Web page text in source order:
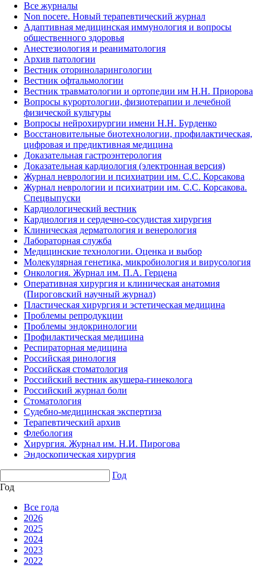
Все журналы
Non nocere. Новый терапевтический журнал
Адаптивная медицинская иммунология и вопросы
общественного здоровья
Анестезиология и реаниматология
Архив патологии
Вестник оториноларингологии
Вестник офтальмологии
Вестник травматологии и ортопедии им Н.Н. Приорова
Вопросы курортологии, физиотерапии и лечебной
физической культуры
Вопросы нейрохирургии имени Н.Н. Бурденко
Восстановительные биотехнологии, профилактическая,
цифровая и предиктивная медицина
Доказательная гастроэнтерология
Доказательная кардиология (электронная версия)
Журнал неврологии и психиатрии им. С.С. Корсакова
Журнал неврологии и психиатрии им. С.С. Корсакова.
Спецвыпуски
Кардиологический вестник
Кардиология и сердечно-сосудистая хирургия
Клиническая дерматология и венерология
Лабораторная служба
Медицинские технологии. Оценка и выбор
Молекулярная генетика, микробиология и вирусология
Онкология. Журнал им. П.А. Герцена
Оперативная хирургия и клиническая анатомия
(Пироговский научный журнал)
Пластическая хирургия и эстетическая медицина
Проблемы репродукции
Проблемы эндокринологии
Профилактическая медицина
Респираторная медицина
Российская ринология
Российская стоматология
Российский вестник акушера-гинеколога
Российский журнал боли
Стоматология
Судебно-медицинская экспертиза
Терапевтический архив
Флебология
Хирургия. Журнал им. Н.И. Пирогова
Эндоскопическая хирургия
Год
Год
Все года
2026
2025
2024
2023
2022